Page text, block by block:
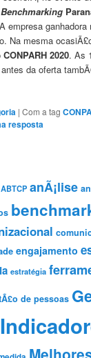
Benchmarking
empresa ganhadora
Na mesma
CONPARH 2020. As
da oferta
|Com a tag
resposta
ABTCP anÃ¡lise
engajamento
estratégia
de pessoas